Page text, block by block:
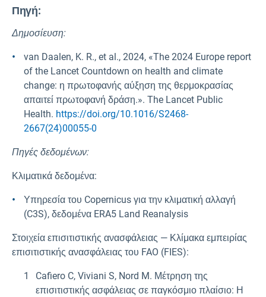
Πηγή:
Δημοσίευση:
van Daalen, K. R., et al., 2024, «The 2024 Europe report
of the Lancet Countdown on health and climate
change: η πρωτοφανής αύξηση της θερμοκρασίας
απαιτεί πρωτοφανή δράση.». The Lancet Public
Health. https://doi.org/10.1016/S2468-
2667(24)00055-0
Πηγές δεδομένων:
Κλιματικά δεδομένα:
Υπηρεσία του Copernicus για την κλιματική αλλαγή
(C3S), δεδομένα ERA5 Land Reanalysis
Στοιχεία επισιτιστικής ανασφάλειας — Κλίμακα εμπειρίας
επισιτιστικής ανασφάλειας του FAO (FIES):
Cafiero C, Viviani S, Nord M. Μέτρηση της
επισιτιστικής ασφάλειας σε παγκόσμιο πλαίσιο: Η